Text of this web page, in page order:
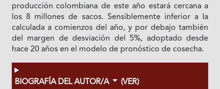
producción colombiana de este año estará cercana a
los 8 millones de sacos. Sensiblemente inferior a Ia
calculada a comienzos del año, y por debajo también
del margen de desviación del 5%, adoptado desde
hace 20 años en el modelo de pronóstico de cosecha.
BIOGRAFÍA DEL AUTOR/A (VER)